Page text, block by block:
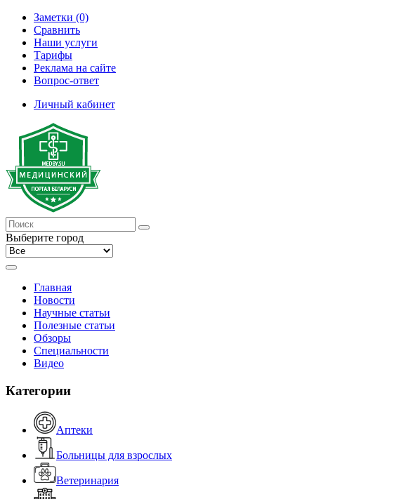
Заметки (0)
Сравнить
Наши услуги
Тарифы
Реклама на сайте
Вопрос-ответ
Личный кабинет
Выберите город
Главная
Новости
Научные статьи
Полезные статьи
Обзоры
Специальности
Видео
Категории
Аптеки
Больницы для взрослых
Ветеринария